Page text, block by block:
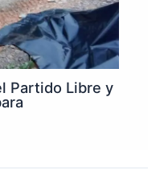
Partido Libre y